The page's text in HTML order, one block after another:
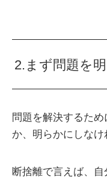
2.まず問題を
問題を解決するた
か、明らかにしなけ
断捨離で言えば、